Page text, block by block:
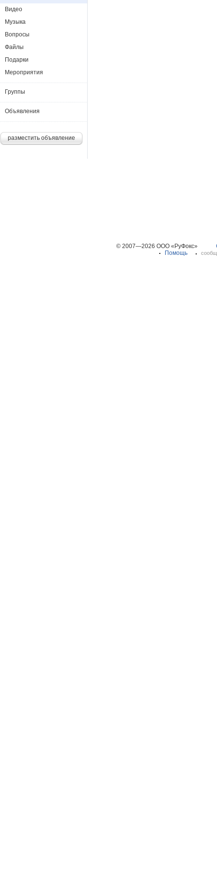
Видео
Музыка
Вопросы
Файлы
Подарки
Мероприятия
Группы
Объявления
разместить объявление
© 2007—2026 ООО «РуФокс»
Помощь